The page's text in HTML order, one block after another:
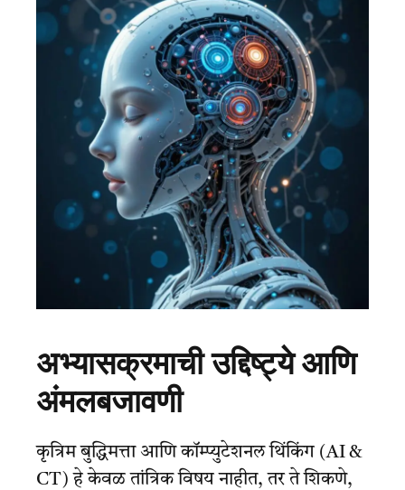
अभ्यासक्रमाची उद्दिष्ट्ये आणि
अंमलबजावणी
कृत्रिम बुद्धिमत्ता आणि कॉम्प्युटेशनल थिंकिंग (AI &
CT) हे केवळ तांत्रिक विषय नाहीत, तर ते शिकणे,